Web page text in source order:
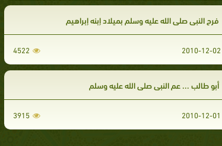
فرح النبي صلى الله عليه وسلم بميلاد إبنه إبراهيم
4522
أبو طالب ... عم النبي صلى الله عليه وسلم
3915